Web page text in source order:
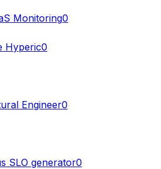
Monitoring0
Hyperic0
Engineer0
SLO generator0